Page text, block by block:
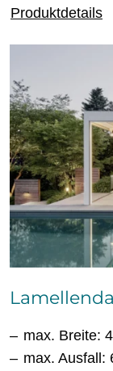
Produktdetails
max. Breite:
max. Ausfall: